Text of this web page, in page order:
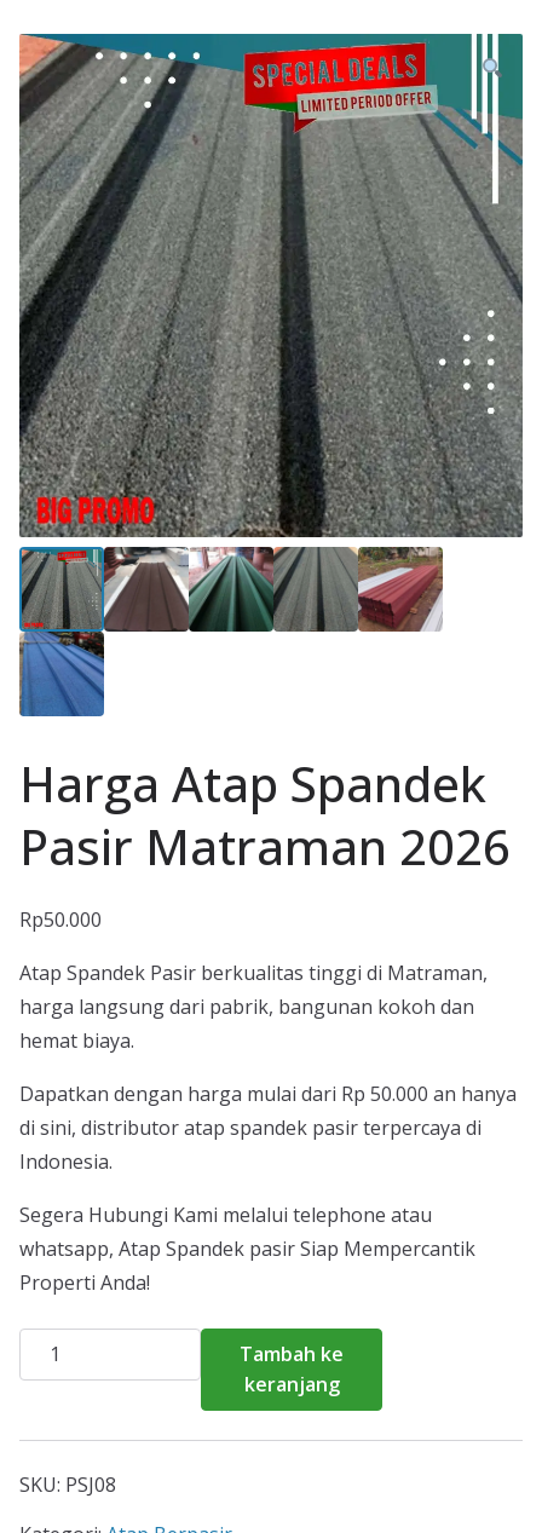
Harga Atap Spandek
Pasir Matraman 2026
Rp50.000
Atap Spandek Pasir berkualitas tinggi di Matraman,
harga langsung dari pabrik, bangunan kokoh dan
hemat biaya.
Dapatkan dengan harga mulai dari Rp 50.000 an hanya
di sini, distributor atap spandek pasir terpercaya di
Indonesia.
Segera Hubungi Kami melalui telephone atau
whatsapp, Atap Spandek pasir Siap Mempercantik
Properti Anda!
Kuantitas
Harga
Matraman
2026
Tambah ke
keranjang
SKU: PSJ08